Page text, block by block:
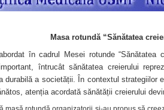
Masa rotundă “Sănătatea
în cadrul Mesei rotunde “Sănătatea
întrucât sănătatea creierului
durabilă a societății. În contextul strategiilor
atenția acordată sănătății creierului